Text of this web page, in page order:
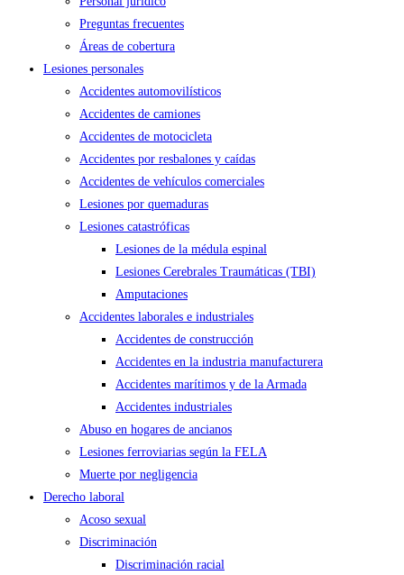
Preguntas frecuentes
Áreas de cobertura
Lesiones personales
Accidentes automovilísticos
Accidentes de camiones
Accidentes de motocicleta
Accidentes por resbalones y caídas
Accidentes de vehículos comerciales
Lesiones por quemaduras
Lesiones catastróficas
Lesiones de la médula espinal
Lesiones Cerebrales Traumáticas (TBI)
Amputaciones
Accidentes laborales e industriales
Accidentes de construcción
Accidentes en la industria manufacturera
Accidentes marítimos y de la Armada
Accidentes industriales
Abuso en hogares de ancianos
Lesiones ferroviarias según la FELA
Muerte por negligencia
Derecho laboral
Acoso sexual
Discriminación
Discriminación racial